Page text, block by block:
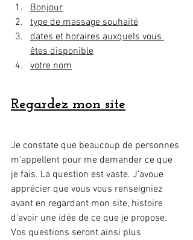
Bonjour
type de massage souhaité
dates et horaires auxquels vous
êtes disponible
votre nom
Regardez mon site
Je constate que beaucoup de personnes
m'appellent pour me demander ce que
je fais. La question est vaste. J'avoue
apprécier que vous vous renseigniez
avant en regardant mon site, histoire
d'avoir une idée de ce que je propose.
Vos questions seront ainsi plus